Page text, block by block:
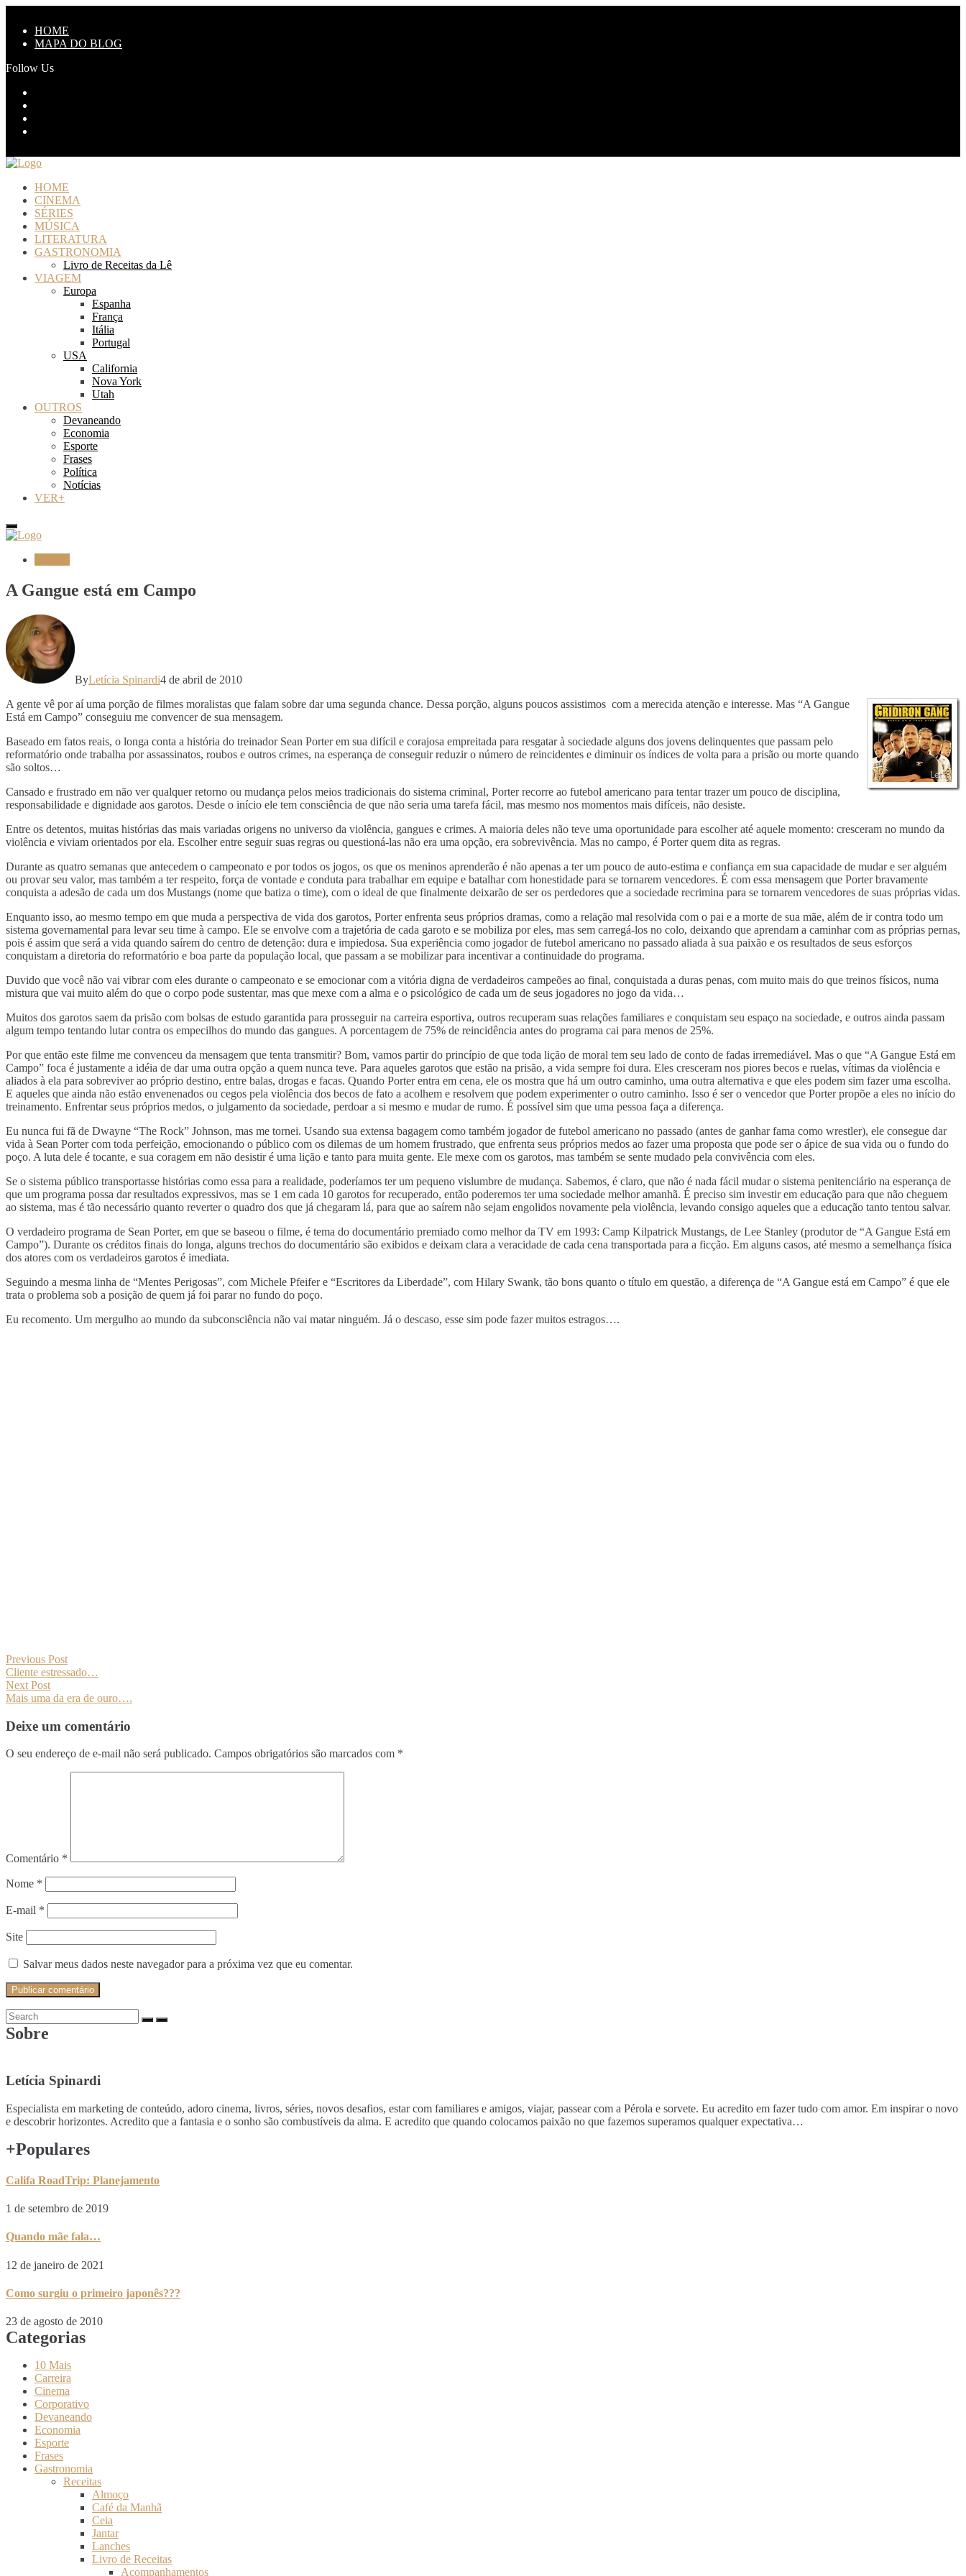
HOME
MAPA DO BLOG
Follow Us
HOME
CINEMA
SÉRIES
MÚSICA
LITERATURA
GASTRONOMIA
Livro de Receitas da Lê
VIAGEM
Europa
Espanha
França
Itália
Portugal
USA
California
Nova York
Utah
OUTROS
Devaneando
Economia
Esporte
Frases
Política
Notícias
VER+
A Gangue está em Campo
ByLetícia Spinardi4 de abril de 2010
A gente vê por aí uma porção de filmes moralistas que falam sobre dar uma segunda chance. Dessa porção, alguns poucos assistimos com a merecida atenção e interesse. Mas “A Gangue
Está em Campo” conseguiu me convencer de sua mensagem.
Baseado em fatos reais, o longa conta a história do treinador Sean Porter em sua difícil e corajosa empreitada para resgatar à sociedade alguns dos jovens delinquentes que passam pelo
reformatório onde trabalha por assassinatos, roubos e outros crimes, na esperança de conseguir reduzir o número de reincidentes e diminuir os índices de volta para a prisão ou morte quando
são soltos…
Cansado e frustrado em não ver qualquer retorno ou mudança pelos meios tradicionais do sistema criminal, Porter recorre ao futebol americano para tentar trazer um pouco de disciplina,
responsabilidade e dignidade aos garotos. Desde o início ele tem consciência de que não seria uma tarefa fácil, mas mesmo nos momentos mais difíceis, não desiste.
Entre os detentos, muitas histórias das mais variadas origens no universo da violência, gangues e crimes. A maioria deles não teve uma oportunidade para escolher até aquele momento: cresceram no mundo da
violência e viviam orientados por ela. Escolher entre seguir suas regras ou questioná-las não era uma opção, era sobrevivência. Mas no campo, é Porter quem dita as regras.
Durante as quatro semanas que antecedem o campeonato e por todos os jogos, os que os meninos aprenderão é não apenas a ter um pouco de auto-estima e confiança em sua capacidade de mudar e ser alguém
ou provar seu valor, mas também a ter respeito, força de vontade e conduta para trabalhar em equipe e batalhar com honestidade para se tornarem vencedores. É com essa mensagem que Porter bravamente
conquista a adesão de cada um dos Mustangs (nome que batiza o time), com o ideal de que finalmente deixarão de ser os perdedores que a sociedade recrimina para se tornarem vencedores de suas próprias vidas.
Enquanto isso, ao mesmo tempo em que muda a perspectiva de vida dos garotos, Porter enfrenta seus próprios dramas, como a relação mal resolvida com o pai e a morte de sua mãe, além de ir contra todo um
sistema governamental para levar seu time à campo. Ele se envolve com a trajetória de cada garoto e se mobiliza por eles, mas sem carregá-los no colo, deixando que aprendam a caminhar com as próprias pernas,
pois é assim que será a vida quando saírem do centro de detenção: dura e impiedosa. Sua experiência como jogador de futebol americano no passado aliada à sua paixão e os resultados de seus esforços
conquistam a diretoria do reformatório e boa parte da população local, que passam a se mobilizar para incentivar a continuidade do programa.
Duvido que você não vai vibrar com eles durante o campeonato e se emocionar com a vitória digna de verdadeiros campeões ao final, conquistada a duras penas, com muito mais do que treinos físicos, numa
mistura que vai muito além do que o corpo pode sustentar, mas que mexe com a alma e o psicológico de cada um de seus jogadores no jogo da vida…
Muitos dos garotos saem da prisão com bolsas de estudo garantida para prosseguir na carreira esportiva, outros recuperam suas relações familiares e conquistam seu espaço na sociedade, e outros ainda passam
algum tempo tentando lutar contra os empecilhos do mundo das gangues. A porcentagem de 75% de reincidência antes do programa cai para menos de 25%.
Por que então este filme me convenceu da mensagem que tenta transmitir? Bom, vamos partir do princípio de que toda lição de moral tem seu lado de conto de fadas irremediável. Mas o que “A Gangue Está em
Campo” foca é justamente a idéia de dar uma outra opção a quem nunca teve. Para aqueles garotos que estão na prisão, a vida sempre foi dura. Eles cresceram nos piores becos e ruelas, vítimas da violência e
aliados à ela para sobreviver ao próprio destino, entre balas, drogas e facas. Quando Porter entra em cena, ele os mostra que há um outro caminho, uma outra alternativa e que eles podem sim fazer uma escolha.
E aqueles que ainda não estão envenenados ou cegos pela violência dos becos de fato a acolhem e resolvem que podem experimenter o outro caminho. Isso é ser o vencedor que Porter propõe a eles no início do
treinamento. Enfrentar seus próprios medos, o julgamento da sociedade, perdoar a si mesmo e mudar de rumo. É possível sim que uma pessoa faça a diferença.
Eu nunca fui fã de Dwayne “The Rock” Johnson, mas me tornei. Usando sua extensa bagagem como também jogador de futebol americano no passado (antes de ganhar fama como wrestler), ele consegue dar
vida à Sean Porter com toda perfeição, emocionando o público com os dilemas de um homem frustrado, que enfrenta seus próprios medos ao fazer uma proposta que pode ser o ápice de sua vida ou o fundo do
poço. A luta dele é tocante, e sua coragem em não desistir é uma lição e tanto para muita gente. Ele mexe com os garotos, mas também se sente mudado pela convivência com eles.
Se o sistema público transportasse histórias como essa para a realidade, poderíamos ter um pequeno vislumbre de mudança. Sabemos, é claro, que não é nada fácil mudar o sistema penitenciário na esperança de
que um programa possa dar resultados expressivos, mas se 1 em cada 10 garotos for recuperado, então poderemos ter uma sociedade melhor amanhã. É preciso sim investir em educação para que não cheguem
ao sistema, mas é tão necessário quanto reverter o quadro dos que já chegaram lá, para que ao saírem não sejam engolidos novamente pela violência, levando consigo aqueles que a educação tanto tentou salvar.
O verdadeiro programa de Sean Porter, em que se baseou o filme, é tema do documentário premiado como melhor da TV em 1993: Camp Kilpatrick Mustangs, de Lee Stanley (produtor de “A Gangue Está em
Campo”). Durante os créditos finais do longa, alguns trechos do documentário são exibidos e deixam clara a veracidade de cada cena transportada para a ficção. Em alguns casos, até mesmo a semelhança física
dos atores com os verdadeiros garotos é imediata.
Seguindo a mesma linha de “Mentes Perigosas”, com Michele Pfeifer e “Escritores da Liberdade”, com Hilary Swank, tão bons quanto o título em questão, a diferença de “A Gangue está em Campo” é que ele
trata o problema sob a posição de quem já foi parar no fundo do poço.
Eu recomento. Um mergulho ao mundo da subconsciência não vai matar ninguém. Já o descaso, esse sim pode fazer muitos estragos….
Previous Post
Cliente estressado…
Next Post
Mais uma da era de ouro….
Deixe um comentário
O seu endereço de e-mail não será publicado. Campos obrigatórios são marcados com *
Comentário *
Nome *
E-mail *
Site
Salvar meus dados neste navegador para a próxima vez que eu comentar.
Sobre
Letícia Spinardi
Especialista em marketing de conteúdo, adoro cinema, livros, séries, novos desafios, estar com familiares e amigos, viajar, passear com a Pérola e sorvete. Eu acredito em fazer tudo com amor. Em inspirar o novo
e descobrir horizontes. Acredito que a fantasia e o sonho são combustíveis da alma. E acredito que quando colocamos paixão no que fazemos superamos qualquer expectativa…
+Populares
Califa RoadTrip: Planejamento
1 de setembro de 2019
Quando mãe fala…
12 de janeiro de 2021
Como surgiu o primeiro japonês???
23 de agosto de 2010
Categorias
10 Mais
Carreira
Cinema
Corporativo
Devaneando
Economia
Esporte
Frases
Gastronomia
Receitas
Almoço
Café da Manhã
Ceia
Jantar
Lanches
Livro de Receitas
Acompanhamentos